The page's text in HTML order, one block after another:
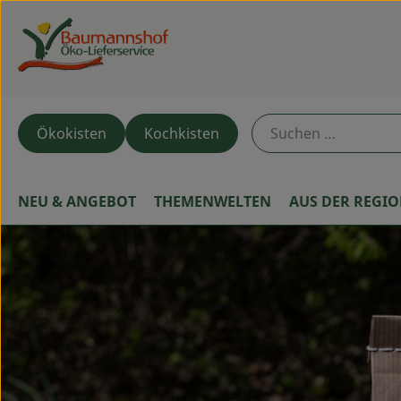
Ökokisten Kochkisten
NEU & ANGEBOT THEMENWELTEN AUS DER